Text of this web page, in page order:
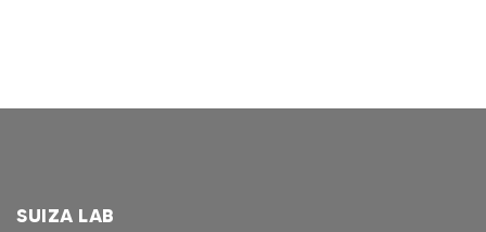
SUIZA LAB